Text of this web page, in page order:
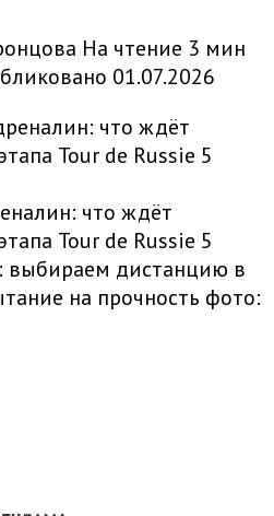
На чтение 3 мин
01.07.2026
что ждёт
Tour de Russie 5
выбираем дистанцию в
на прочность фото: